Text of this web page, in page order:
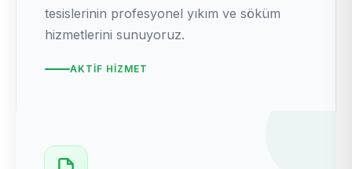
tesislerinin profesyonel yıkım ve söküm
hizmetlerini sunuyoruz.
AKTIF HIZMET